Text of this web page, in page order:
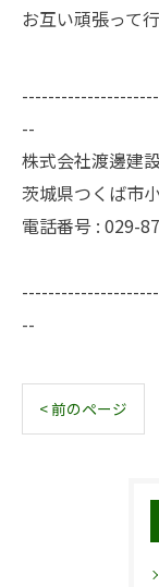
お互い頑張って
--
株式会社渡邊建
茨城県つくば市
電話番号 : 029-
--
< 前のページ